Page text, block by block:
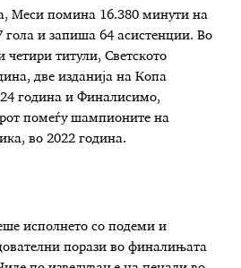
Меси помина 16.380 минути на
гола и запиша 64 асистенции. Во
четири титули, Светското
две изданија на Копа
година и Финалисимо,
помеѓу шампионите на
во 2022 година.
исполнето со подеми и
порази во финалињата